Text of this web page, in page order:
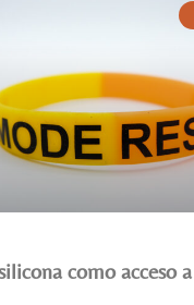
como acceso